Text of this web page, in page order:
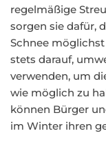
regelmäßige
sorgen sie dafür,
Schnee
stets darauf,
verwenden, um
wie möglich zu
können Bürger
im Winter ihren